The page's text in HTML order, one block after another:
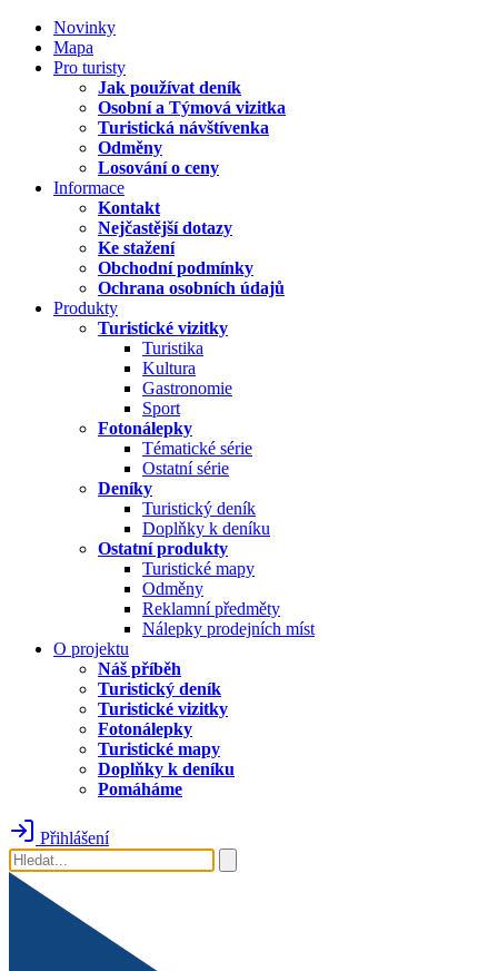
Novinky
Mapa
Pro turisty
Jak používat deník
Osobní a Týmová vizitka
Turistická návštívenka
Odměny
Losování o ceny
Informace
Kontakt
Nejčastější dotazy
Ke stažení
Obchodní podmínky
Ochrana osobních údajů
Produkty
Turistické vizitky
Turistika
Kultura
Gastronomie
Sport
Fotonálepky
Tématické série
Ostatní série
Deníky
Turistický deník
Doplňky k deníku
Ostatní produkty
Turistické mapy
Odměny
Reklamní předměty
Nálepky prodejních míst
O projektu
Náš příběh
Turistický deník
Turistické vizitky
Fotonálepky
Turistické mapy
Doplňky k deníku
Pomáháme
Přihlášení